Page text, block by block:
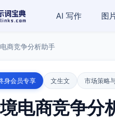
AI 写作 图
商竞争分析助手
身会员专享 文生文 市场策略
电商竞争分